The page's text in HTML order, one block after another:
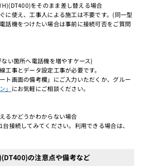
をそのまま差し替える場合
使え、工事人による施工は不要です。(同一型
話機をつけたい場合は事前に接続可否をご質問
い箇所へ電話機を増やすケース)
事とデータ設定工事が必要です。
ト画面の備考欄」にご入力いただくか、グルー
」 にお気軽にご相談ください。
るかどうかわからない場合
接続してみてください。利用できる場合は、
の注意点や備考など